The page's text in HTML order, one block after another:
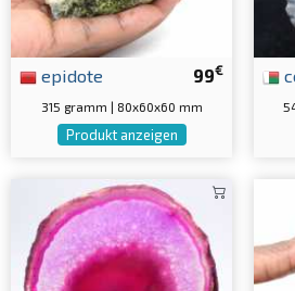
99€
epidote
315 gramm | 80x60x60 mm
Produkt anzeigen